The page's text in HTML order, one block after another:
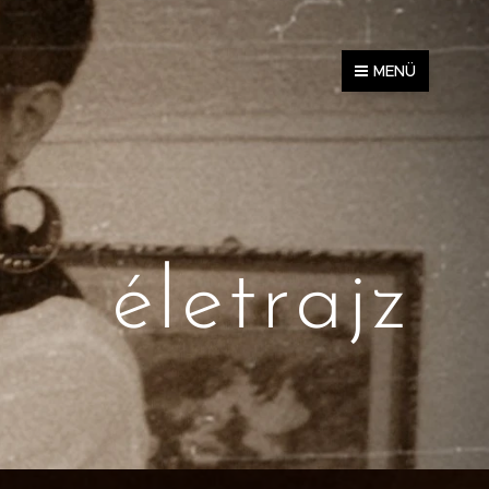
MENÜ
életrajz